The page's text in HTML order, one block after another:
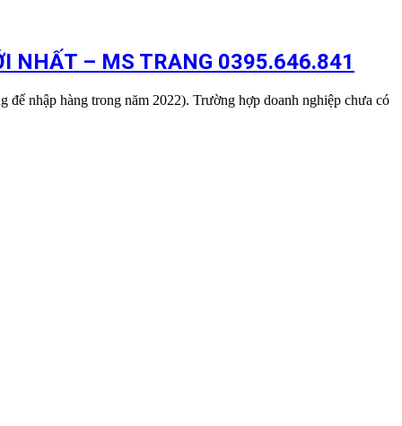
NHẤT – MS TRANG 0395.646.841
nhập hàng trong năm 2022). Trường hợp doanh nghiệp chưa có